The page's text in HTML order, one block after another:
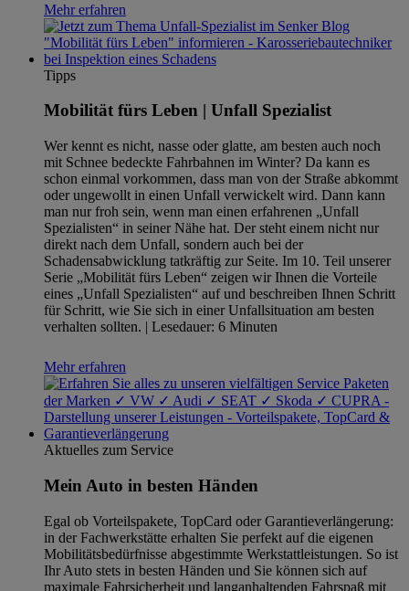
Mehr erfahren
Tipps
Mobilität fürs Leben | Unfall Spezialist
Wer kennt es nicht, nasse oder glatte, am besten auch noch
mit Schnee bedeckte Fahrbahnen im Winter? Da kann es
schon einmal vorkommen, dass man von der Straße abkommt
oder ungewollt in einen Unfall verwickelt wird. Dann kann
man nur froh sein, wenn man einen erfahrenen „Unfall
Spezialisten“ in seiner Nähe hat. Der steht einem nicht nur
direkt nach dem Unfall, sondern auch bei der
Schadensabwicklung tatkräftig zur Seite. Im 10. Teil unserer
Serie „Mobilität fürs Leben“ zeigen wir Ihnen die Vorteile
eines „Unfall Spezialisten“ auf und beschreiben Ihnen Schritt
für Schritt, wie Sie sich in einer Unfallsituation am besten
verhalten sollten. | Lesedauer: 6 Minuten
Mehr erfahren
Aktuelles zum Service
Mein Auto in besten Händen
Egal ob Vorteilspakete, TopCard oder Garantieverlängerung:
in der Fachwerkstätte erhalten Sie perfekt auf die eigenen
Mobilitätsbedürfnisse abgestimmte Werkstattleistungen. So ist
Ihr Auto stets in besten Händen und Sie können sich auf
maximale Fahrsicherheit und langanhaltenden Fahrspaß mit